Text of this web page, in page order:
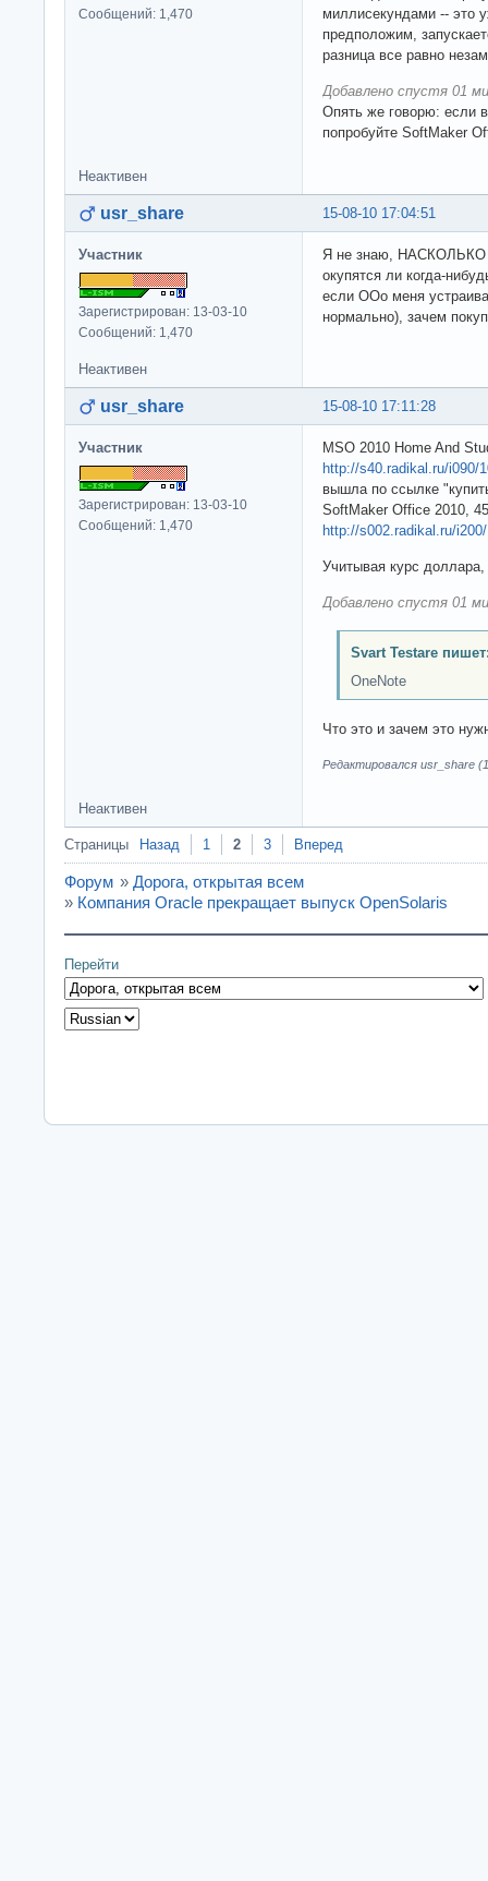
Сообщений: 1,470
миллисекундами -- это
предположим,
разница все равно
Добавлено спустя 01
Опять же говорю: если
попробуйте SoftMaker
Неактивен
15-08-10 17:04:51
usr_share
Участник
Зарегистрирован: 13-03-10
Сообщений: 1,470
Я не знаю, НАСКОЛЬКО
окупятся ли когда-
если OOo меня
нормально), зачем
Неактивен
15-08-10 17:11:28
usr_share
Участник
Зарегистрирован: 13-03-10
Сообщений: 1,470
MSO 2010 Home And
http://s40.radikal.ru/i090/
вышла по ссылке
SoftMaker Office 2010,
http://s002.radikal.ru/
Учитывая курс
Добавлено спустя 01
Svart Testare
OneNote
Что это и зачем это
Редактировался usr_share
Неактивен
Страницы Назад 1 2 3 Вперед
Форум » Дорога, открытая всем
» Компания Oracle прекращает выпуск OpenSolaris
Перейти